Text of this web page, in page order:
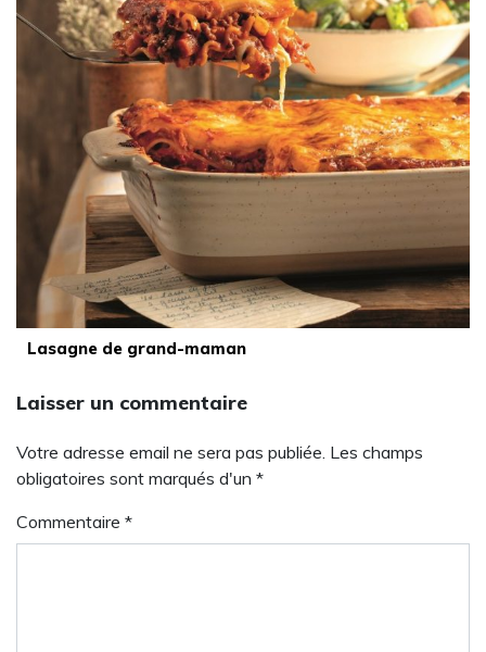
Lasagne de grand-maman
Laisser un commentaire
Votre adresse email ne sera pas publiée. Les champs
obligatoires sont marqués d'un *
Commentaire *